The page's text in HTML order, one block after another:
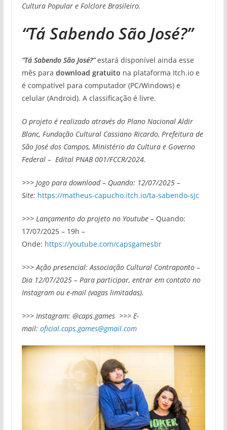
Cultura Popular e Folclore Brasileiro.
“Tá Sabendo São José?”
“Tá Sabendo São José?”estará disponível ainda esse
mês para download gratuito na plataforma Itch.io e
é compatível para computador (PC/Windows) e
celular (Android). A classificação é livre.
O projeto é realizado através do Plano Nacional Aldir
Blanc, Fundação Cultural Cassiano Ricardo, Prefeitura de
São José dos Campos, Ministério da Cultura e Governo
Federal – Edital PNAB 001/FCCR/2024.
>>> Jogo para download – Quando: 12/07/2025 –
Site: https://matheus-capucho.itch.io/ta-sabendo-sjc
>>> Lançamento do projeto no Youtube – Quando:
17/07/2025 – 19h –
Onde: https://youtube.com/capsgamesbr
>>> Ação presencial: Associação Cultural Contraponto –
Dia 12/07/2025 – Para participar, entrar em contato no
Instagram ou e-mail (vagas limitadas).
>>> Instagram: @caps.games >>> E-
mail: oficial.caps.games@gmail.com